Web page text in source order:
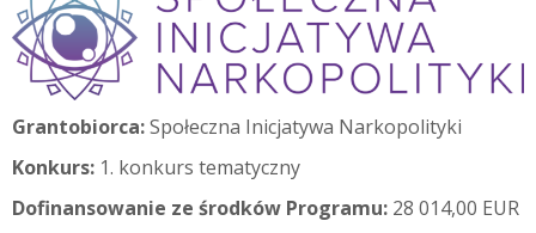
Grantobiorca:Społeczna Inicjatywa Narkopolityki
Konkurs: 1. konkurs tematyczny
Dofinansowanie ze środków Programu: 28 014,00 EUR